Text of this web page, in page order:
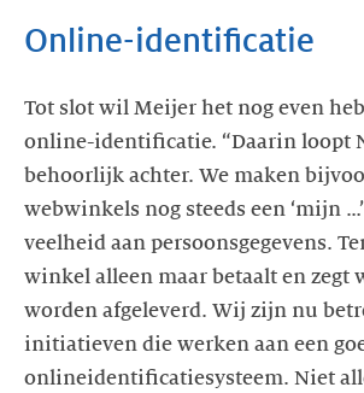
Online-identificatie
Tot slot wil Meijer het nog even
online-identificatie. “Daarin loopt
behoorlijk achter. We maken
webwinkels nog steeds een ‘mijn
veelheid aan persoonsgegevens.
winkel alleen maar betaalt en zegt
worden afgeleverd. Wij zijn nu
initiatieven die werken aan een
onlineidentificatiesysteem. Niet